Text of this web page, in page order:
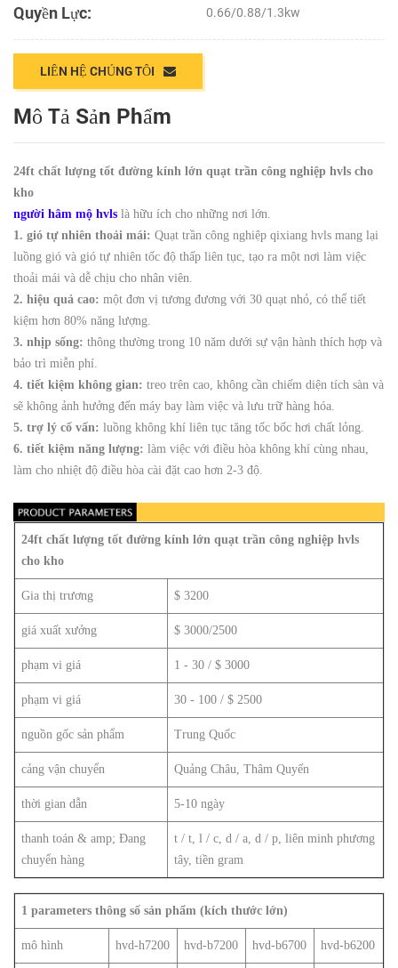
Quyền Lực: 0.66/0.88/1.3kw
LIÊN HỆ CHÚNG TÔI
Mô Tả Sản Phẩm
24ft chất lượng tốt đường kính lớn quạt trần công nghiệp hvls cho
kho
người hâm mộ hvls là hữu ích cho những nơi lớn.
1. gió tự nhiên thoải mái: Quạt trần công nghiệp qixiang hvls mang lại
luồng gió và gió tự nhiên tốc độ thấp liên tục, tạo ra một nơi làm việc
thoải mái và dễ chịu cho nhân viên.
2. hiệu quả cao: một đơn vị tương đương với 30 quạt nhỏ, có thể tiết
kiệm hơn 80% năng lượng.
3. nhịp sống: thông thường trong 10 năm dưới sự vận hành thích hợp và
bảo trì miễn phí.
4. tiết kiệm không gian: treo trên cao, không cần chiếm diện tích sàn và
sẽ không ảnh hưởng đến máy bay làm việc và lưu trữ hàng hóa.
5. trợ lý cố vấn: luồng không khí liên tục tăng tốc bốc hơi chất lỏng.
6. tiết kiệm năng lượng: làm việc với điều hòa không khí cùng nhau,
làm cho nhiệt độ điều hòa cài đặt cao hơn 2-3 độ.
24ft chất lượng tốt đường kính lớn quạt trần công nghiệp hvls
cho kho
Gia thị trương $ 3200
giá xuất xưởng $ 3000/2500
phạm vi giá 1 - 30 / $ 3000
phạm vi giá 30 - 100 / $ 2500
nguồn gốc sản phẩm Trung Quốc
cảng vận chuyển Quảng Châu, Thâm Quyến
thời gian dẫn 5-10 ngày
thanh toán & amp; Đang
chuyển hàng
t / t, l / c, d / a, d / p, liên minh phương
tây, tiền gram
1 parameters thông số sản phẩm (kích thước lớn)
mô hình hvd-h7200 hvd-b7200 hvd-b6700 hvd-b6200